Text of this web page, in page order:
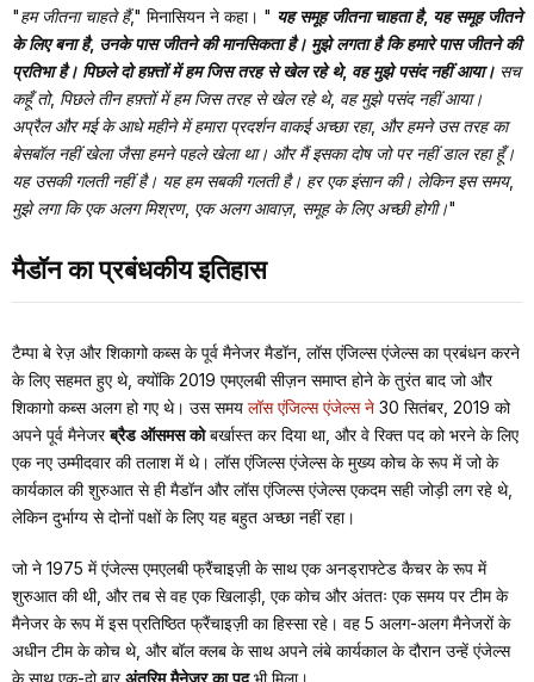
"हम जीतना चाहते हैं," मिनासियन ने कहा। " यह समूह जीतना चाहता है, यह समूह जीतने
के लिए बना है, उनके पास जीतने की मानसिकता है। मुझे लगता है कि हमारे पास जीतने की
प्रतिभा है। पिछले दो हफ़्तों में हम जिस तरह से खेल रहे थे, वह मुझे पसंद नहीं आया। सच
कहूँ तो, पिछले तीन हफ़्तों में हम जिस तरह से खेल रहे थे, वह मुझे पसंद नहीं आया।
अप्रैल और मई के आधे महीने में हमारा प्रदर्शन वाकई अच्छा रहा, और हमने उस तरह का
बेसबॉल नहीं खेला जैसा हमने पहले खेला था। और मैं इसका दोष जो पर नहीं डाल रहा हूँ।
यह उसकी गलती नहीं है। यह हम सबकी गलती है। हर एक इंसान की। लेकिन इस समय,
मुझे लगा कि एक अलग मिश्रण, एक अलग आवाज़, समूह के लिए अच्छी होगी।"
मैडॉन का प्रबंधकीय इतिहास
टैम्पा बे रेज़ और शिकागो कब्स के पूर्व मैनेजर मैडॉन, लॉस एंजिल्स एंजेल्स का प्रबंधन करने
के लिए सहमत हुए थे, क्योंकि 2019 एमएलबी सीज़न समाप्त होने के तुरंत बाद जो और
शिकागो कब्स अलग हो गए थे। उस समय लॉस एंजिल्स एंजेल्स ने 30 सितंबर, 2019 को
अपने पूर्व मैनेजरब्रैड ऑसमस कोबर्खास्त कर दिया था, और वे रिक्त पद को भरने के लिए
एक नए उम्मीदवार की तलाश में थे। लॉस एंजिल्स एंजेल्स के मुख्य कोच के रूप में जो के
कार्यकाल की शुरुआत से ही मैडॉन और लॉस एंजिल्स एंजेल्स एकदम सही जोड़ी लग रहे थे,
लेकिन दुर्भाग्य से दोनों पक्षों के लिए यह बहुत अच्छा नहीं रहा।
जो ने 1975 में एंजेल्स एमएलबी फ्रैंचाइज़ी के साथ एक अनड्राफ्टेड कैचर के रूप में
शुरुआत की थी, और तब से वह एक खिलाड़ी, एक कोच और अंततः एक समय पर टीम के
मैनेजर के रूप में इस प्रतिष्ठित फ्रैंचाइज़ी का हिस्सा रहे। वह 5 अलग-अलग मैनेजरों के
अधीन टीम के कोच थे, और बॉल क्लब के साथ अपने लंबे कार्यकाल के दौरान उन्हें एंजेल्स
के साथ एक-दो बारअंतरिम मैनेजर का पदभी मिला।